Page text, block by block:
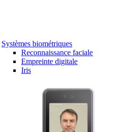
Systèmes biométriques
Reconnaissance faciale
Empreinte digitale
Iris